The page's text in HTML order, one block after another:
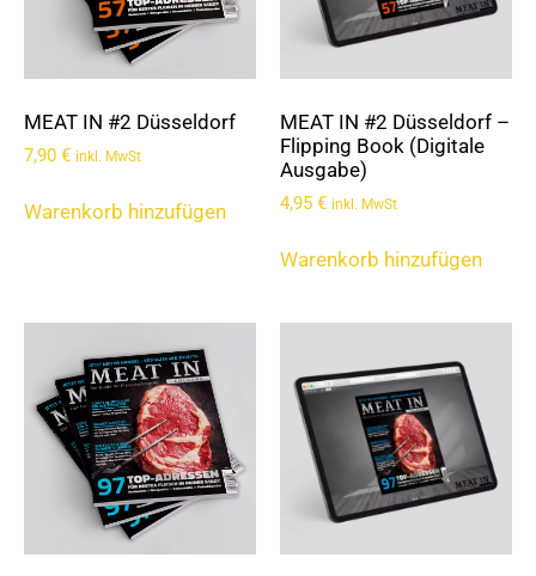
MEAT IN #2 Düsseldorf
7,90 € inkl. MwSt
Warenkorb hinzufügen
MEAT IN #2 Düsseldorf –
Flipping Book (Digitale
Ausgabe)
4,95 € inkl. MwSt
Warenkorb hinzufügen